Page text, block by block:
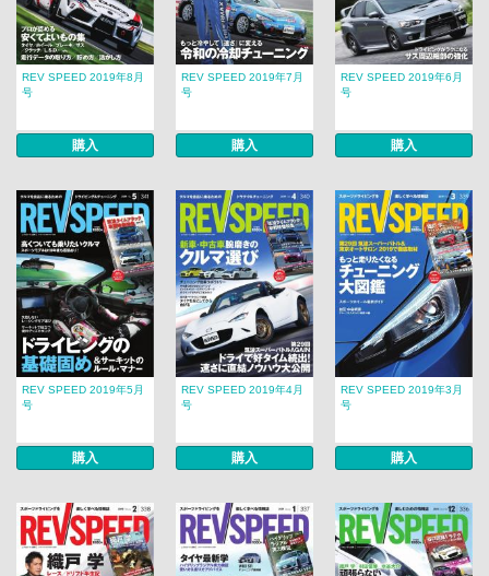
REV SPEED 2019年8月
号
購入
REV SPEED 2019年7月
号
購入
REV SPEED 2019年6月
号
購入
REV SPEED 2019年5月
号
購入
REV SPEED 2019年4月
号
購入
REV SPEED 2019年3月
号
購入